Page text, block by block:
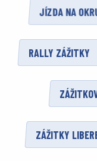
JÍZDA NA
RALLY ZÁŽITKY
ZÁŽITKY